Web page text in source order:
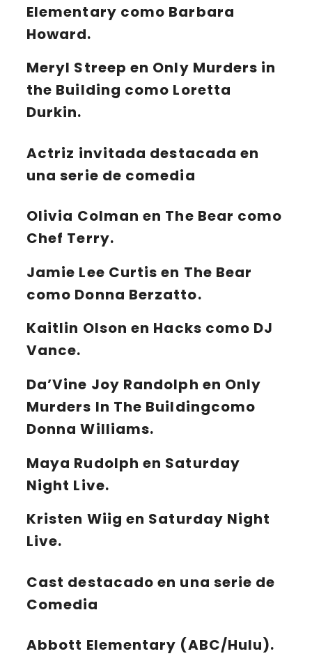
Elementary como Barbara
Howard.
Meryl Streep en Only Murders in
the Building como Loretta
Durkin.
Actriz invitada destacada en
una serie de comedia
Olivia Colman en The Bear como
Chef Terry.
Jamie Lee Curtis en The Bear
como Donna Berzatto.
Kaitlin Olson en Hacks como DJ
Vance.
Da’Vine Joy Randolph en Only
Murders In The Buildingcomo
Donna Williams.
Maya Rudolph en Saturday
Night Live.
Kristen Wiig en Saturday Night
Live.
Cast destacado en una serie de
Comedia
Abbott Elementary (ABC/Hulu).